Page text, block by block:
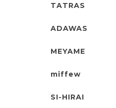
TATRAS
ADAWAS
MEYAME
miffew
SI-HIRAI